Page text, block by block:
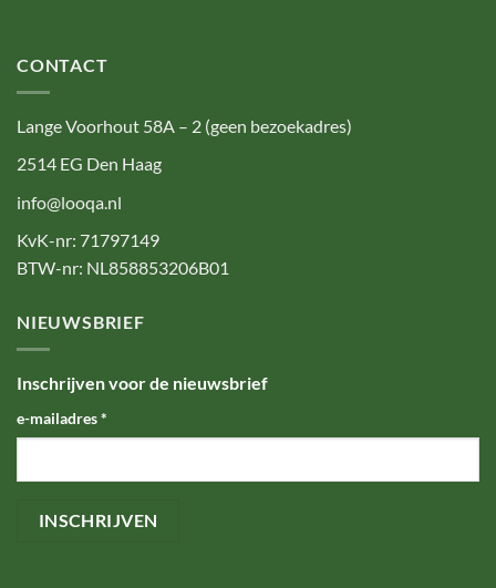
CONTACT
Lange Voorhout 58A – 2 (geen bezoekadres)
2514 EG Den Haag
info@looqa.nl
KvK-nr: 71797149
BTW-nr: NL858853206B01
NIEUWSBRIEF
Inschrijven voor de nieuwsbrief
e-mailadres*